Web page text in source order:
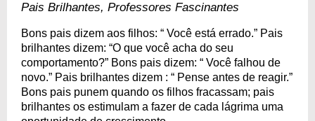
Pais Brilhantes, Professores Fascinantes
Bons pais dizem aos filhos: “ Você está errado.” Pais
brilhantes dizem: “O que você acha do seu
comportamento?” Bons pais dizem: “ Você falhou de
novo.” Pais brilhantes dizem : “ Pense antes de reagir.”
Bons pais punem quando os filhos fracassam; pais
brilhantes os estimulam a fazer de cada lágrima uma